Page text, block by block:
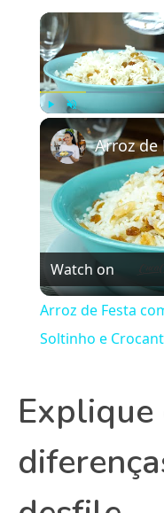
Unmute
Watch on
Arroz de Festa
Soltinho e
Explique